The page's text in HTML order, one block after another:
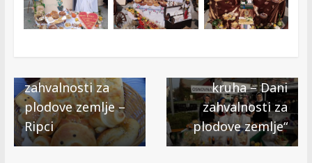
zahvalnosti za
plodove zemlje –
Ripci
Next →
Državna i
kruha – Dani
zahvalnosti za
plodove zemlje“